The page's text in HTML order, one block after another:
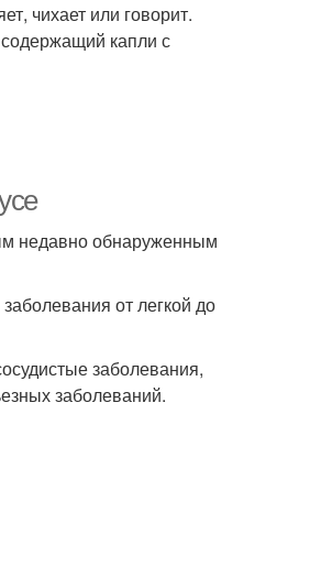
чихает или говорит.
содержащий капли с
недавно обнаруженным
от легкой до
заболевания,
заболеваний.